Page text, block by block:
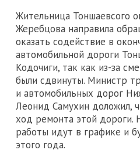
Жительница Тоншаевсого
Жеребцова направила
оказать содействие в
автомобильной дороги
Кодочиги, так как из-за
были сдвинуты. Министр
и автомобильных дорог
Леонид Самухин доложил,
ход ремонта этой дороги.
работы идут в графике и
этого года.